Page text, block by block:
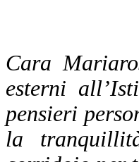
Cara
esterni
pensieri
la